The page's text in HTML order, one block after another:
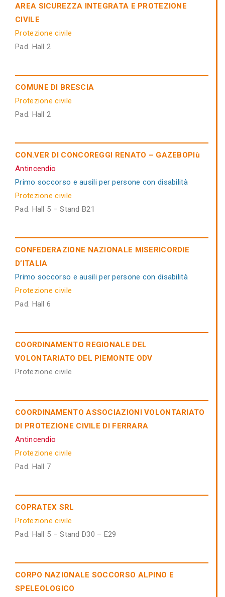
AREA SICUREZZA INTEGRATA E PROTEZIONE
CIVILE
Protezione civile
Pad. Hall 2
COMUNE DI BRESCIA
Protezione civile
Pad. Hall 2
CON.VER DI CONCOREGGI RENATO – GAZEBOPIù
Antincendio
Primo soccorso e ausili per persone con disabilità
Protezione civile
Pad. Hall 5 – Stand B21
CONFEDERAZIONE NAZIONALE MISERICORDIE
D’ITALIA
Primo soccorso e ausili per persone con disabilità
Protezione civile
Pad. Hall 6
COORDINAMENTO REGIONALE DEL
VOLONTARIATO DEL PIEMONTE ODV
Protezione civile
COORDINAMENTO ASSOCIAZIONI VOLONTARIATO
DI PROTEZIONE CIVILE DI FERRARA
Antincendio
Protezione civile
Pad. Hall 7
COPRATEX SRL
Protezione civile
Pad. Hall 5 – Stand D30 – E29
CORPO NAZIONALE SOCCORSO ALPINO E
SPELEOLOGICO